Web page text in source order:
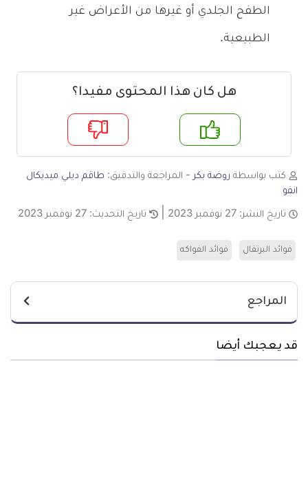
الطفح الجلدي أو غيرها من الأعراض غير
الطبيعية.
هل كان هذا المحتوى مفيدا؟
لا
كتب بواسطة روضة بكر - المراجعة والتدقيق: طاقم ديلي ميديكال
انفو
تاريخ النشر: 27 نوفمبر 2023 تاريخ التحديث: 27 نوفمبر 2023
فوائد البرتقال فوائد الفواكه
المراجع
قد يعجبك أيضا